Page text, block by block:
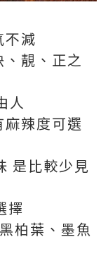
不減
靚、正之
人
辣度可選
是比較少見
擇
柏葉、墨魚